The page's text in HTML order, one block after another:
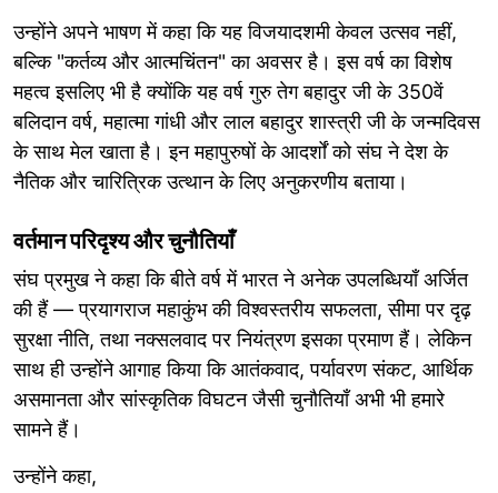
उन्होंने अपने भाषण में कहा कि यह विजयादशमी केवल उत्सव नहीं,
बल्कि "कर्तव्य और आत्मचिंतन" का अवसर है। इस वर्ष का विशेष
महत्व इसलिए भी है क्योंकि यह वर्ष गुरु तेग बहादुर जी के 350वें
बलिदान वर्ष, महात्मा गांधी और लाल बहादुर शास्त्री जी के जन्मदिवस
के साथ मेल खाता है। इन महापुरुषों के आदर्शों को संघ ने देश के
नैतिक और चारित्रिक उत्थान के लिए अनुकरणीय बताया।
वर्तमान परिदृश्य और चुनौतियाँ
संघ प्रमुख ने कहा कि बीते वर्ष में भारत ने अनेक उपलब्धियाँ अर्जित
की हैं — प्रयागराज महाकुंभ की विश्वस्तरीय सफलता, सीमा पर दृढ़
सुरक्षा नीति, तथा नक्सलवाद पर नियंत्रण इसका प्रमाण हैं। लेकिन
साथ ही उन्होंने आगाह किया कि आतंकवाद, पर्यावरण संकट, आर्थिक
असमानता और सांस्कृतिक विघटन जैसी चुनौतियाँ अभी भी हमारे
सामने हैं।
उन्होंने कहा,